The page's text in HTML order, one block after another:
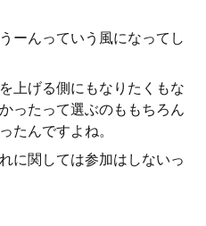
ーんっていう風になってし
上げる側にもなりたくもな
ったって選ぶのももちろん
たんですよね。
に関しては参加はしないっ